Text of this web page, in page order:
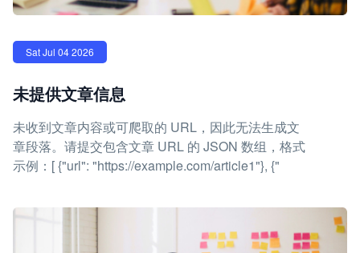
Sat Jul 04 2026
未提供文章信息
未收到文章内容或可爬取的 URL，因此无法生成文
章段落。请提交包含文章 URL 的 JSON 数组，格式
示例：[ {"url": "https://example.com/article1"}, {"